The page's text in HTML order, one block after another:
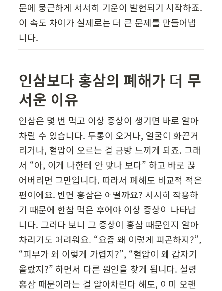
문에 뭉근하게 서서히 기운이 발현되기 시작하죠.
이 속도 차이가 실제로는 더 큰 문제를 만들어냅
니다.
인삼보다 홍삼의 폐해가 더 무
서운 이유
인삼은 몇 번 먹고 이상 증상이 생기면 바로 알아
차릴 수 있습니다. 두통이 오거나, 얼굴이 화끈거
리거나, 혈압이 오르는 걸 금방 느끼게 되죠. 그래
서 “아, 이게 나한테 안 맞나 보다” 하고 바로 끊
어버리면 그만입니다. 따라서 폐해도 비교적 적은
편이에요. 반면 홍삼은 어떨까요? 서서히 작용하
기 때문에 한참 먹은 후에야 이상 증상이 나타납
니다. 그러다 보니 그 증상이 홍삼 때문인지 알아
차리기도 어려워요. “요즘 왜 이렇게 피곤하지?”,
“피부가 왜 이렇게 가렵지?”, “혈압이 왜 갑자기
올랐지?” 하면서 다른 원인을 찾게 됩니다. 설령
홍삼 때문이라는 걸 알아차린다 해도, 이미 오랜